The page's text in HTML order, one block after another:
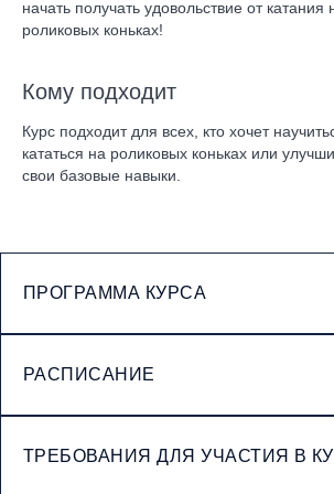
начать получать удовольствие от катания
роликовых коньках!
Кому подходит
Курс подходит для всех, кто хочет
кататься на роликовых коньках или
свои базовые навыки.
ПРОГРАММА КУРСА
РАСПИСАНИЕ
ТРЕБОВАНИЯ ДЛЯ УЧАСТИЯ В